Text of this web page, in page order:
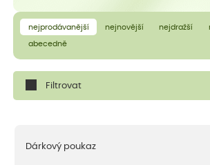
nejprodávanější nejnovější nejdražší
abecedně
Filtrovat
Dárkový poukaz